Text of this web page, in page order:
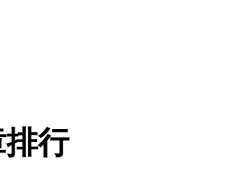
排行